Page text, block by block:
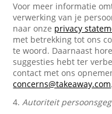
Voor meer informatie
verwerking van je
naar onze privacy
met betrekking tot ons
te woord. Daarnaast
suggesties hebt ter
contact met ons
concerns@takeaway.com.
4.Autoriteit